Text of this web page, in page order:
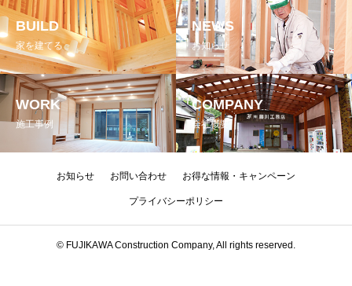
BUILD
家を建てる
NEWS
お知らせ
WORK
施工事例
COMPANY
会社概要
お知らせ お問い合わせ お得な情報・キャンペーン
プライバシーポリシー
© FUJIKAWA Construction Company, All rights reserved.